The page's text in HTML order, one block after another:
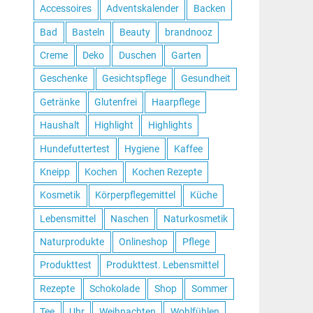
Accessoires Adventskalender Backen
Bad Basteln Beauty brandnooz
Creme Deko Duschen Garten
Geschenke Gesichtspflege Gesundheit
Getränke Glutenfrei Haarpflege
Haushalt Highlight Highlights
Hundefuttertest Hygiene Kaffee
Kneipp Kochen Kochen Rezepte
Kosmetik Körperpflegemittel Küche
Lebensmittel Naschen Naturkosmetik
Naturprodukte Onlineshop Pflege
Produkttest Produkttest. Lebensmittel
Rezepte Schokolade Shop Sommer